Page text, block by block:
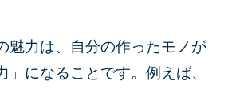
魅力は、自分の作ったモノが
」になることです。例えば、